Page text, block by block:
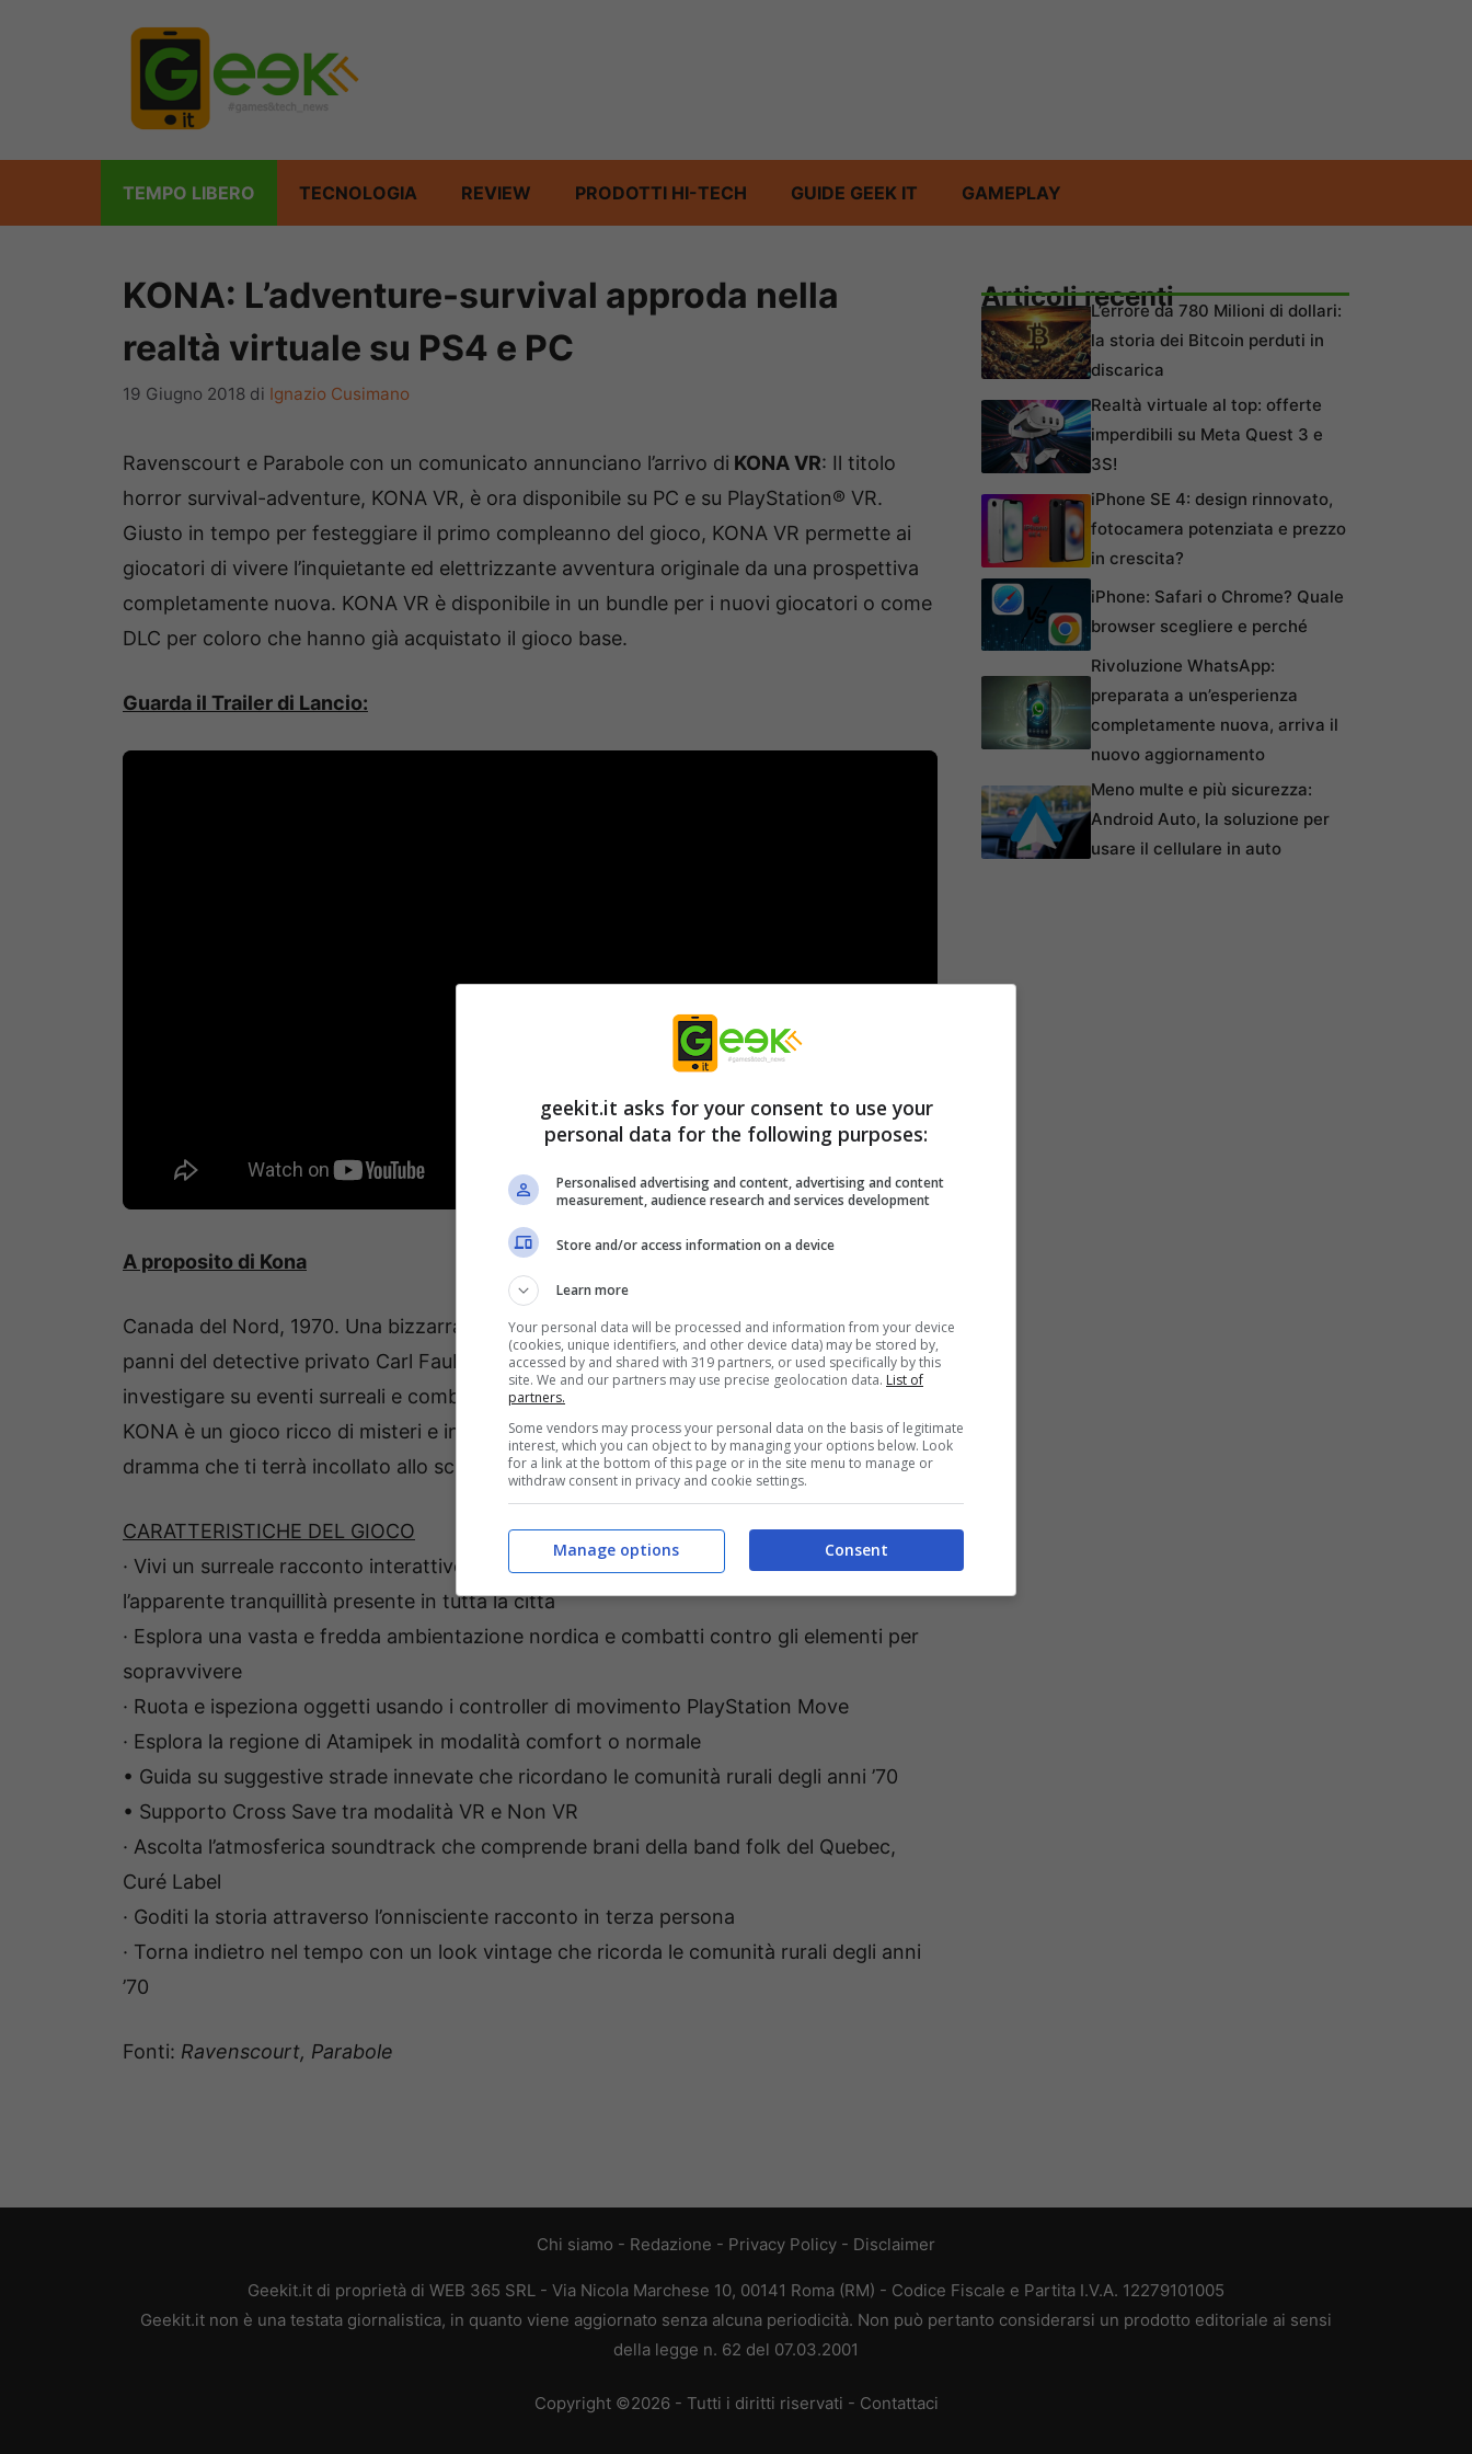
TEMPO LIBERO TECNOLOGIA REVIEW PRODOTTI HI-TECH GUIDE GEEK IT GAMEPLAY
KONA: L’adventure-survival approda nella
realtà virtuale su PS4 e PC
19 Giugno 2018 di Ignazio Cusimano
Ravenscourt e Parabole con un comunicato annunciano l’arrivo di KONA VR: Il titolo
horror survival-adventure, KONA VR, è ora disponibile su PC e su PlayStation® VR.
Giusto in tempo per festeggiare il primo compleanno del gioco, KONA VR permette ai
giocatori di vivere l’inquietante ed elettrizzante avventura originale da una prospettiva
completamente nuova. KONA VR è disponibile in un bundle per i nuovi giocatori o come
DLC per coloro che hanno già acquistato il gioco base.
Guarda il Trailer di Lancio:
A proposito di Kona
Canada del Nord, 1970. Una bizzarra tormenta devasta il lago di Atamipek. Mettiti nei
panni del detective privato Carl Fauberet per esplorare il misterioso villaggio,
investigare su eventi surreali e combattere per restare in vita.
KONA è un gioco ricco di misteri e intrighi, con una trama incalzante e un intenso
dramma che ti terrà incollato allo schermo.
CARATTERISTICHE DEL GIOCO
· Vivi un surreale racconto interattivo ricco di misteri e svela la verità che si cela dietro
l’apparente tranquillità presente in tutta la città
· Esplora una vasta e fredda ambientazione nordica e combatti contro gli elementi per
sopravvivere
· Ruota e ispeziona oggetti usando i controller di movimento PlayStation Move
· Esplora la regione di Atamipek in modalità comfort o normale
• Guida su suggestive strade innevate che ricordano le comunità rurali degli anni ’70
• Supporto Cross Save tra modalità VR e Non VR
· Ascolta l’atmosferica soundtrack che comprende brani della band folk del Quebec,
Curé Label
· Goditi la storia attraverso l’onnisciente racconto in terza persona
· Torna indietro nel tempo con un look vintage che ricorda le comunità rurali degli anni
’70
Fonti: Ravenscourt, Parabole
Articoli recentiL’errore da 780 Milioni di dollari:
la storia dei Bitcoin perduti in
discarica
Realtà virtuale al top: offerte
imperdibili su Meta Quest 3 e
3S!
iPhone SE 4: design rinnovato,
fotocamera potenziata e prezzo
in crescita?
iPhone: Safari o Chrome? Quale
browser scegliere e perché
Rivoluzione WhatsApp:
preparata a un’esperienza
completamente nuova, arriva il
nuovo aggiornamento
Meno multe e più sicurezza:
Android Auto, la soluzione per
usare il cellulare in auto
Chi siamo - Redazione - Privacy Policy - Disclaimer
Geekit.it di proprietà di WEB 365 SRL - Via Nicola Marchese 10, 00141 Roma (RM) - Codice Fiscale e Partita I.V.A. 12279101005
Geekit.it non è una testata giornalistica, in quanto viene aggiornato senza alcuna periodicità. Non può pertanto considerarsi un prodotto editoriale ai sensi
della legge n. 62 del 07.03.2001
Copyright ©2026 - Tutti i diritti riservati - Contattaci
geekit.it asks for your consent to use your
personal data for the following purposes:
Personalised advertising and content, advertising and content
measurement, audience research and services development
Store and/or access information on a device
Learn more
Your personal data will be processed and information from your device
(cookies, unique identifiers, and other device data) may be stored by,
accessed by and shared with 319 partners, or used specifically by this
site. We and our partners may use precise geolocation data. List of
partners.
Some vendors may process your personal data on the basis of legitimate
interest, which you can object to by managing your options below. Look
for a link at the bottom of this page or in the site menu to manage or
withdraw consent in privacy and cookie settings.
Consent
Manage options